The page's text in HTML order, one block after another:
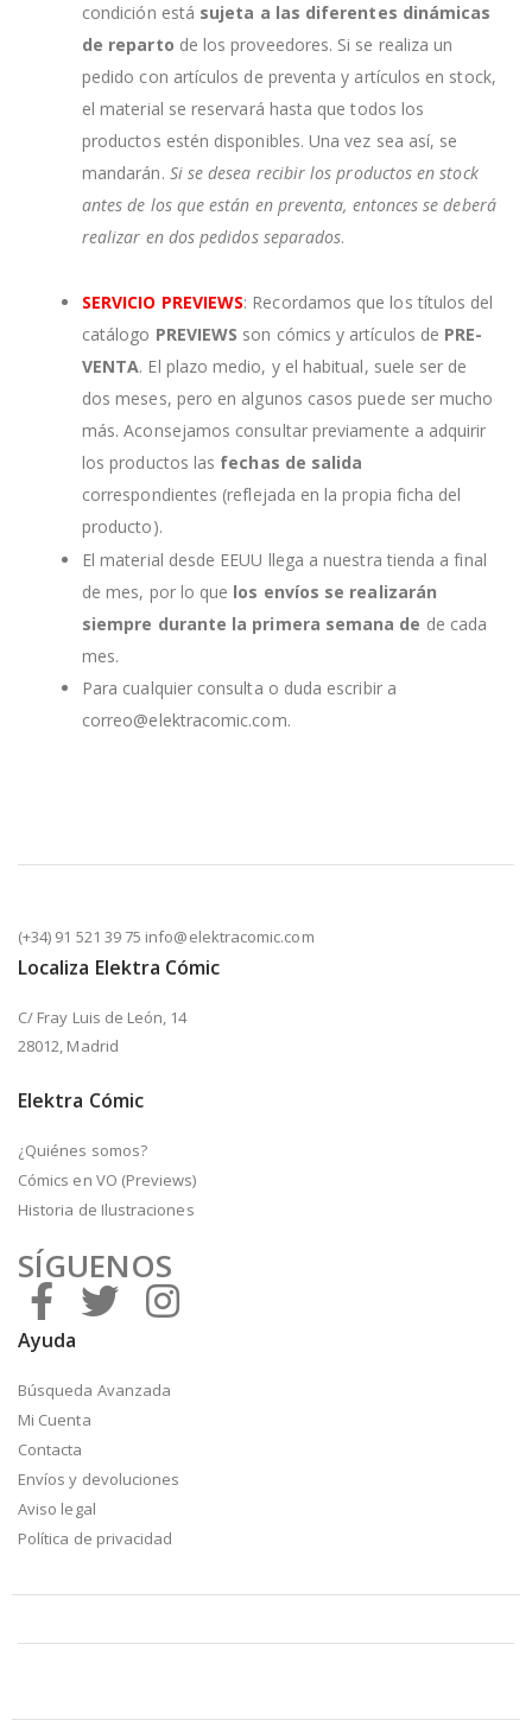
condición está sujeta a las diferentes dinámicas
de reparto de los proveedores. Si se realiza un
pedido con artículos de preventa y artículos en stock,
el material se reservará hasta que todos los
productos estén disponibles. Una vez sea así, se
mandarán. Si se desea recibir los productos en stock
antes de los que están en preventa, entonces se deberá
realizar en dos pedidos separados.
SERVICIO PREVIEWS: Recordamos que los títulos del
catálogo PREVIEWS son cómics y artículos de PRE-
VENTA. El plazo medio, y el habitual, suele ser de
dos meses, pero en algunos casos puede ser mucho
más. Aconsejamos consultar previamente a adquirir
los productos las fechas de salida
correspondientes (reflejada en la propia ficha del
producto).
El material desde EEUU llega a nuestra tienda a final
de mes, por lo que los envíos se realizarán
siempre durante la primera semana de de cada
mes.
Para cualquier consulta o duda escribir a
correo@elektracomic.com.
(+34) 91 521 39 75 info@elektracomic.com
Localiza Elektra Cómic
C/ Fray Luis de León, 14
28012, Madrid
Elektra Cómic
¿Quiénes somos?
Cómics en VO (Previews)
Historia de Ilustraciones
SÍGUENOS
Ayuda
Búsqueda Avanzada
Mi Cuenta
Contacta
Envíos y devoluciones
Aviso legal
Política de privacidad